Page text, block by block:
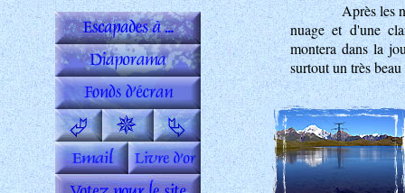
Après les
nuage et d'une
montera dans la
surtout un très